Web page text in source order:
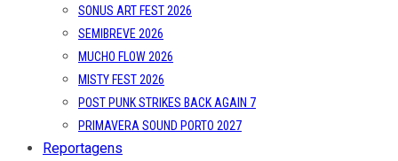
SONUS ART FEST 2026
SEMIBREVE 2026
MUCHO FLOW 2026
MISTY FEST 2026
POST PUNK STRIKES BACK AGAIN 7
PRIMAVERA SOUND PORTO 2027
Reportagens